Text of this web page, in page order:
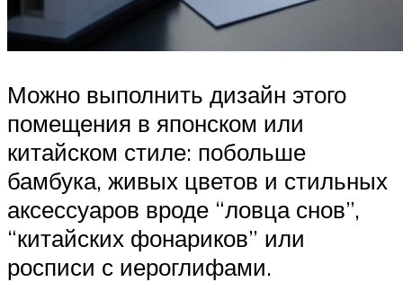
Можно выполнить дизайн этого
помещения в японском или
китайском стиле: побольше
бамбука, живых цветов и стильных
аксессуаров вроде “ловца снов”,
“китайских фонариков” или
росписи с иероглифами.